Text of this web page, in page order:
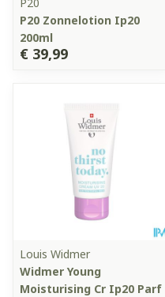
P20 Zonnelotion Ip20
200ml
€ 39,99
Louis Widmer
Widmer Young
Moisturising Cr Ip20 Parf